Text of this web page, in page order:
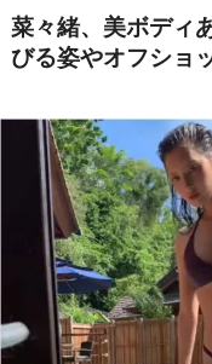
菜々緒、美ボディ
びる姿やオフショ